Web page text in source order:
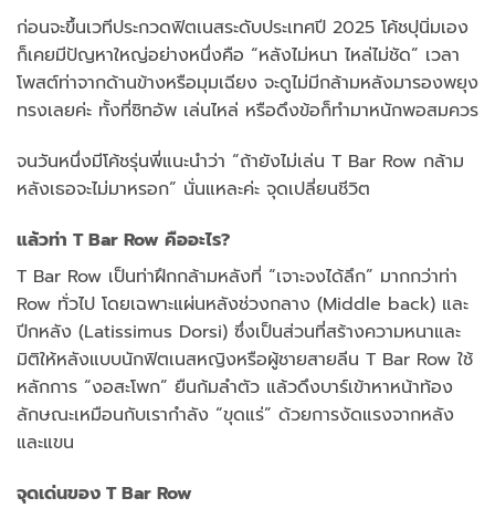
ก่อนจะขึ้นเวทีประกวดฟิตเนสระดับประเทศปี 2025 โค้ชปุนิ่มเอง
ก็เคยมีปัญหาใหญ่อย่างหนึ่งคือ “หลังไม่หนา ไหล่ไม่ชัด” เวลา
โพสต์ท่าจากด้านข้างหรือมุมเฉียง จะดูไม่มีกล้ามหลังมารองพยุง
ทรงเลยค่ะ ทั้งที่ซิทอัพ เล่นไหล่ หรือดึงข้อก็ทำมาหนักพอสมควร
จนวันหนึ่งมีโค้ชรุ่นพี่แนะนำว่า “ถ้ายังไม่เล่น T Bar Row กล้าม
หลังเธอจะไม่มาหรอก” นั่นแหละค่ะ จุดเปลี่ยนชีวิต
แล้วท่า T Bar Row คืออะไร?
T Bar Row เป็นท่าฝึกกล้ามหลังที่ “เจาะจงได้ลึก” มากกว่าท่า
Row ทั่วไป โดยเฉพาะแผ่นหลังช่วงกลาง (Middle back) และ
ปีกหลัง (Latissimus Dorsi) ซึ่งเป็นส่วนที่สร้างความหนาและ
มิติให้หลังแบบนักฟิตเนสหญิงหรือผู้ชายสายลีน T Bar Row ใช้
หลักการ “งอสะโพก” ยืนก้มลำตัว แล้วดึงบาร์เข้าหาหน้าท้อง
ลักษณะเหมือนกับเรากำลัง “ขุดแร่” ด้วยการงัดแรงจากหลัง
และแขน
จุดเด่นของ T Bar Row